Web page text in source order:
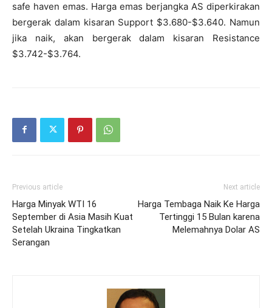
safe haven emas. Harga emas berjangka AS diperkirakan
bergerak dalam kisaran Support $3.680-$3.640. Namun
jika naik, akan bergerak dalam kisaran Resistance
$3.742-$3.764.
Previous article
Harga Minyak WTI 16
September di Asia Masih Kuat
Setelah Ukraina Tingkatkan
Serangan
Next article
Harga Tembaga Naik Ke Harga
Tertinggi 15 Bulan karena
Melemahnya Dolar AS